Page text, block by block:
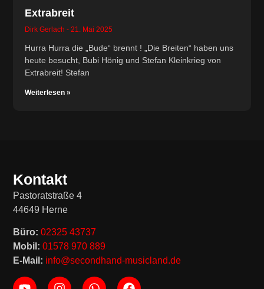
Extrabreit
Dirk Gerlach 21. Mai 2025
Hurra Hurra die „Bude“ brennt ! „Die Breiten“ haben uns
heute besucht, Bubi Hönig und Stefan Kleinkrieg von
Extrabreit! Stefan
Weiterlesen »
Kontakt
Pastoratstraße 4
44649 Herne
Büro: 02325 43737
Mobil: 01578 970 889
E-Mail: info@secondhand-musicland.de